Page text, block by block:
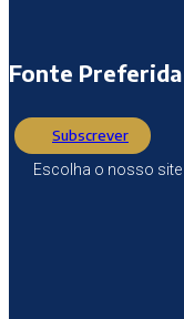
Fonte Preferida
Subscrever
Escolha o nosso